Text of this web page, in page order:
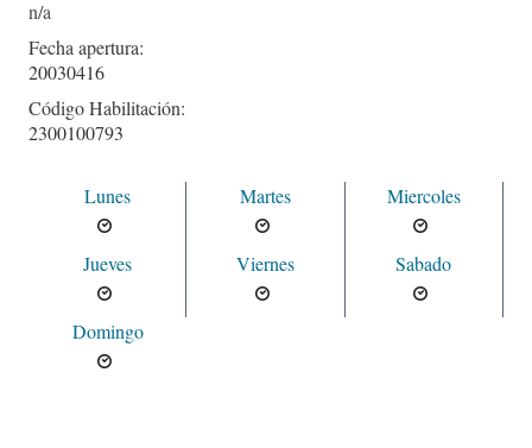
Fecha apertura:
20030416
Código Habilitación:
2300100793
Lunes Martes Miercoles
Jueves Viernes Sabado
Domingo